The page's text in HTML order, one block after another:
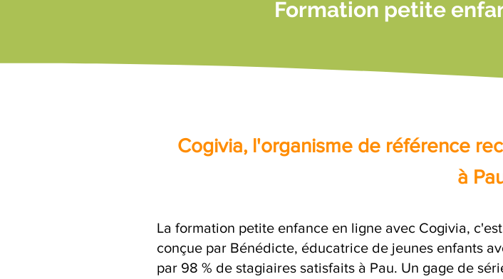
Formation petite
Cogivia, l'organisme de référence
à
La formation petite enfance en ligne avec Cogivia,
conçue par Bénédicte, éducatrice de jeunes enfants
par 98 % de stagiaires satisfaits à Pau. Un gage de